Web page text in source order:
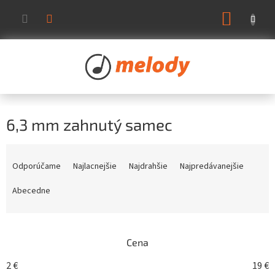
obsah
6,3 mm zahnutý samec
o
Odporúčame Najlacnejšie Najdrahšie
Najpredávanejšie
Abecedne
Cena
2€ 19€